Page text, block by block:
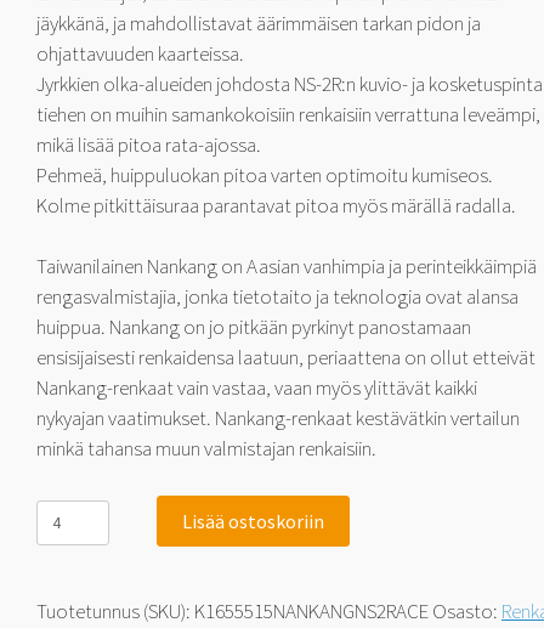
jäykkänä, ja mahdollistavat äärimmäisen tarkan pidon ja
ohjattavuuden kaarteissa.
Jyrkkien olka-alueiden johdosta NS-2R:n kuvio- ja kosketuspinta
tiehen on muihin samankokoisiin renkaisiin verrattuna leveämpi,
mikä lisää pitoa rata-ajossa.
Pehmeä, huippuluokan pitoa varten optimoitu kumiseos.
Kolme pitkittäisuraa parantavat pitoa myös märällä radalla.
Taiwanilainen Nankang on Aasian vanhimpia ja perinteikkäimpiä
rengasvalmistajia, jonka tietotaito ja teknologia ovat alansa
huippua. Nankang on jo pitkään pyrkinyt panostamaan
ensisijaisesti renkaidensa laatuun, periaattena on ollut etteivät
Nankang-renkaat vain vastaa, vaan myös ylittävät kaikki
nykyajan vaatimukset. Nankang-renkaat kestävätkin vertailun
minkä tahansa muun valmistajan renkaisiin.
Nankang
NS-
2R
180
Lisää ostoskoriin
Tuotetunnus (SKU): K1655515NANKANGNS2RACEOsasto: